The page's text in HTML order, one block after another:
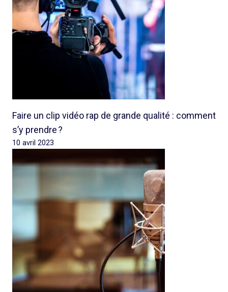
Faire un clip vidéo rap de grande qualité : comment
s’y prendre ?
10 avril 2023